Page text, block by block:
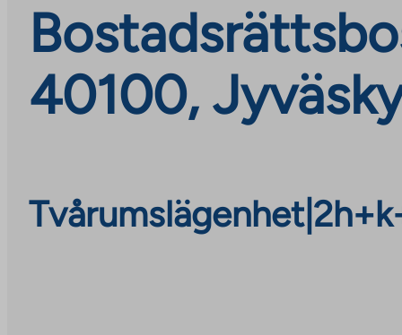
40100,
Tvårumslägenhet|